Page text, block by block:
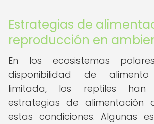
Estrategias de
reproducción en
En los ecosistemas
disponibilidad de
limitada, los reptiles han
estrategias de alimentación
estas condiciones. Algunas